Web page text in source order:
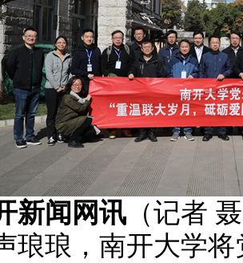
新闻网讯 （记者
琅琅，南开大学